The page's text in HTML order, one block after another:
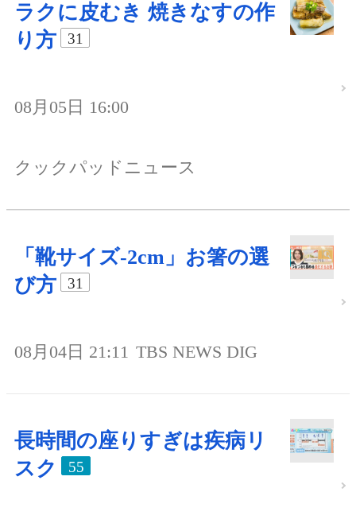
ラクに皮むき 焼きなすの作
り方
31
08月05日 16:00
クックパッドニュース
「靴サイズ-2cm」お箸の選
び方
31
08月04日 21:11 TBS NEWS DIG
長時間の座りすぎは疾病リ
スク
55